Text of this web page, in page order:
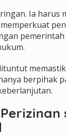
Ia harus
berpihak